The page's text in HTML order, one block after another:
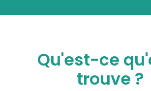
Qu'est-ce
trouve ?